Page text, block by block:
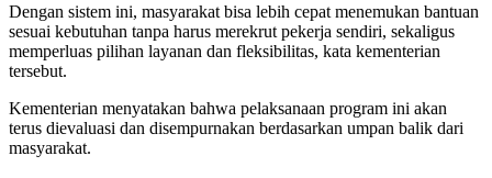
Dengan sistem ini, masyarakat bisa lebih cepat menemukan bantuan
sesuai kebutuhan tanpa harus merekrut pekerja sendiri, sekaligus
memperluas pilihan layanan dan fleksibilitas, kata kementerian
tersebut.
Kementerian menyatakan bahwa pelaksanaan program ini akan
terus dievaluasi dan disempurnakan berdasarkan umpan balik dari
masyarakat.